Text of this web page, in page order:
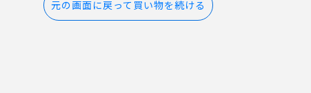
元の画面に戻って買い物を続ける